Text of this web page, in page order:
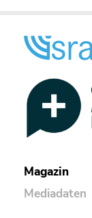
Magazin
Mediadaten